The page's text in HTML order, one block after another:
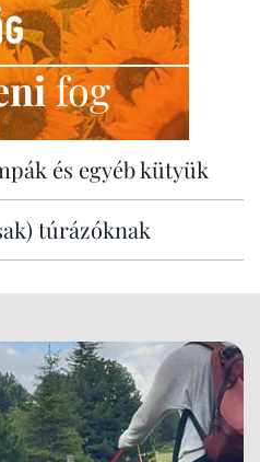
fog
és egyéb kütyük
túrázóknak